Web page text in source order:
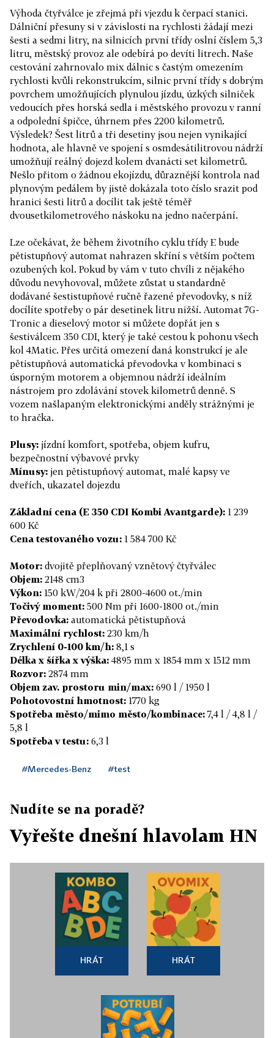
Výhoda čtyřválce je zřejmá při vjezdu k čerpací stanici.
Dálniční přesuny si v závislosti na rychlosti žádají mezi
šesti a sedmi litry, na silnicích první třídy oslní číslem 5,3
litru, městský provoz ale odebírá po devíti litrech. Naše
cestování zahrnovalo mix dálnic s častým omezením
rychlosti kvůli rekonstrukcím, silnic první třídy s dobrým
povrchem umožňujících plynulou jízdu, úzkých silniček
vedoucích přes horská sedla i městského provozu v ranní
a odpolední špičce, úhrnem přes 2200 kilometrů.
Výsledek? Šest litrů a tři desetiny jsou nejen vynikající
hodnota, ale hlavně ve spojení s osmdesátilitrovou nádrží
umožňují reálný dojezd kolem dvanácti set kilometrů.
Nešlo přitom o žádnou ekojízdu, důraznější kontrola nad
plynovým pedálem by jistě dokázala toto číslo srazit pod
hranici šesti litrů a docílit tak ještě téměř
dvousetkilometrového náskoku na jedno načerpání.
Lze očekávat, že během životního cyklu třídy E bude
pětistupňový automat nahrazen skříní s větším počtem
ozubených kol. Pokud by vám v tuto chvíli z nějakého
důvodu nevyhovoval, můžete zůstat u standardně
dodávané šestistupňové ručně řazené převodovky, s níž
docílíte spotřeby o pár desetinek litru nižší. Automat 7G-
Tronic a dieselový motor si můžete dopřát jen s
šestiválcem 350 CDI, který je také cestou k pohonu všech
kol 4Matic. Přes určitá omezení daná konstrukcí je ale
pětistupňová automatická převodovka v kombinaci s
úsporným motorem a objemnou nádrží ideálním
nástrojem pro zdolávání stovek kilometrů denně. S
vozem našlapaným elektronickými anděly strážnými je
to hračka.
Plusy: jízdní komfort, spotřeba, objem kufru,
bezpečnostní výbavové prvky
Mínusy: jen pětistupňový automat, malé kapsy ve
dveřích, ukazatel dojezdu
Základní cena (E 350 CDI Kombi Avantgarde): 1 239
600 Kč
Cena testovaného vozu: 1 584 700 Kč
Motor: dvojitě přeplňovaný vznětový čtyřválec
Objem: 2148 cm3
Výkon: 150 kW/204 k při 2800-4600 ot./min
Točivý moment: 500 Nm při 1600-1800 ot./min
Převodovka: automatická pětistupňová
Maximální rychlost: 230 km/h
Zrychlení 0-100 km/h: 8,1 s
Délka x šířka x výška: 4895 mm x 1854 mm x 1512 mm
Rozvor: 2874 mm
Objem zav. prostoru min/max: 690 l / 1950 l
Pohotovostní hmotnost: 1770 kg
Spotřeba město/mimo město/kombinace: 7,4 l / 4,8 l /
5,8 l
Spotřeba v testu: 6,3 l
#Mercedes-Benz #test
Nudíte se na poradě?
Vyřešte dnešní hlavolam HN
HRÁT HRÁT